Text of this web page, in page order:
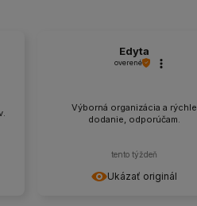
Ukázať originál
Edyta
overené
Výborná organizácia a rýchle
dodanie, odporúčam.
tento týždeň